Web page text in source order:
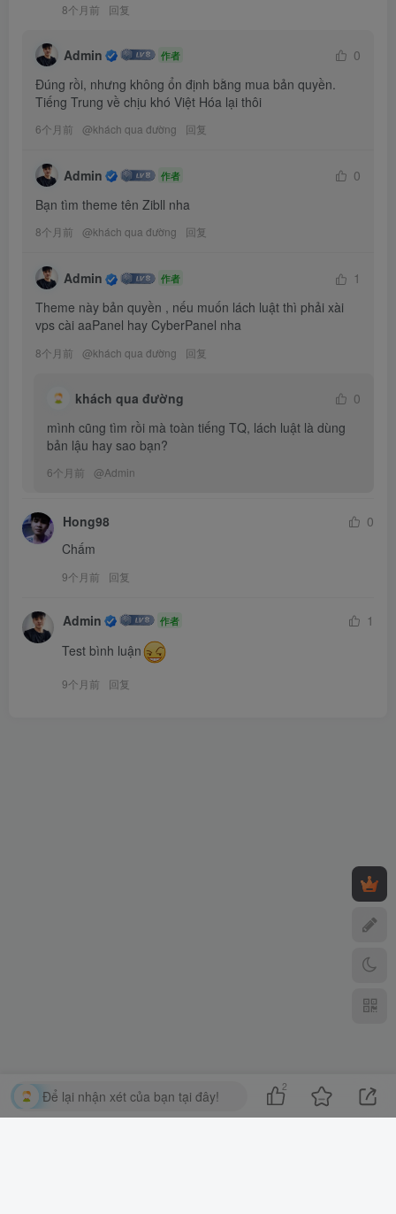
8个月前 回复
Admin 作者
0
Đúng rồi, nhưng không ổn định bằng mua bản quyền.
Tiếng Trung về chịu khó Việt Hóa lại thôi
6个月前 @khách qua đường 回复
Admin 作者
0
Bạn tìm theme tên Zibll nha
8个月前 @khách qua đường 回复
Admin 作者
1
Theme này bản quyền , nếu muốn lách luật thì phải xài
vps cài aaPanel hay CyberPanel nha
8个月前 @khách qua đường 回复
khách qua đường
0
mình cũng tìm rồi mà toàn tiếng TQ, lách luật là dùng
bản lậu hay sao bạn?
6个月前 @Admin
Hong98
0
Chấm
9个月前 回复
Admin 作者
1
Test bình luận
9个月前 回复
Để lại nhận xét của bạn tại đây!
2